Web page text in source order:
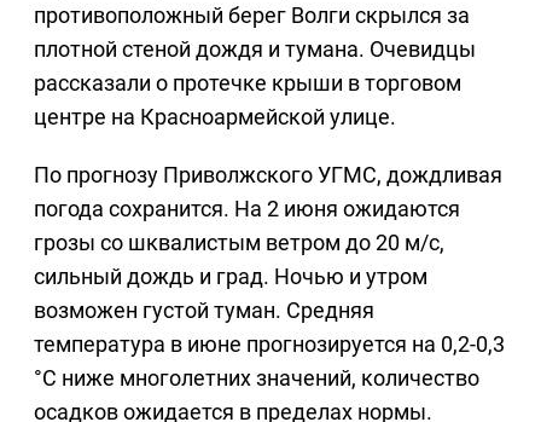
противоположный берег Волги скрылся за
плотной стеной дождя и тумана. Очевидцы
рассказали о протечке крыши в торговом
центре на Красноармейской улице.
По прогнозу Приволжского УГМС, дождливая
погода сохранится. На 2 июня ожидаются
грозы со шквалистым ветром до 20 м/с,
сильный дождь и град. Ночью и утром
возможен густой туман. Средняя
температура в июне прогнозируется на 0,2-0,3
°C ниже многолетних значений, количество
осадков ожидается в пределах нормы.